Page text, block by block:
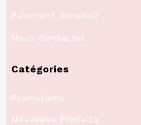
Paiement Sécurisé
Nous Contacter
Catégories
Promotions
Nouveaux Produits